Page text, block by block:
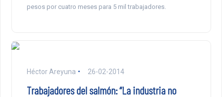
pesos por cuatro meses para 5 mil trabajadores.
Héctor Areyuna 26-02-2014
Trabajadores del salmón: “La industria no